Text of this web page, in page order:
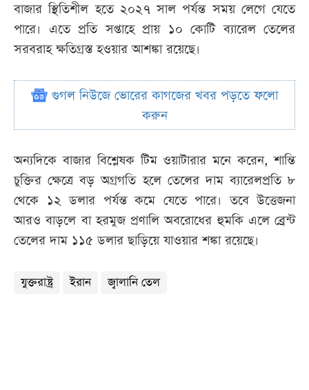
বাজার স্থিতিশীল হতে ২০২৭ সাল পর্যন্ত সময় লেগে যেতে
পারে। এতে প্রতি সপ্তাহে প্রায় ১০ কোটি ব্যারেল তেলের
সরবরাহ ক্ষতিগ্রস্ত হওয়ার আশঙ্কা রয়েছে।
গুগল নিউজে ভোরের কাগজের খবর পড়তে ফলো
করুন
অন্যদিকে বাজার বিশ্লেষক টিম ওয়াটারার মনে করেন, শান্তি
চুক্তির ক্ষেত্রে বড় অগ্রগতি হলে তেলের দাম ব্যারেলপ্রতি ৮
থেকে ১২ ডলার পর্যন্ত কমে যেতে পারে। তবে উত্তেজনা
আরও বাড়লে বা হরমুজ প্রণালি অবরোধের হুমকি এলে ব্রেন্ট
তেলের দাম ১১৫ ডলার ছাড়িয়ে যাওয়ার শঙ্কা রয়েছে।
যুক্তরাষ্ট্র ইরান জ্বালানি তেল